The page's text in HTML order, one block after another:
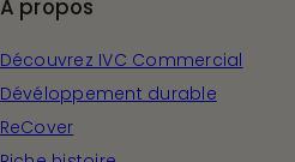
À propos
Découvrez IVC Commercial
Dévéloppement durable
ReCover